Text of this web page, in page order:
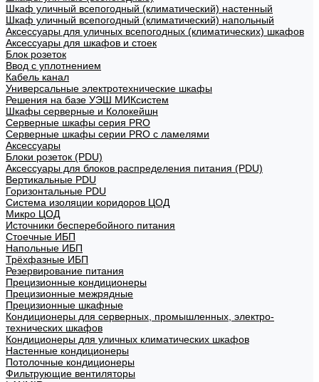
Шкаф уличный всепогодный (климатический) настенный
Шкаф уличный всепогодный (климатический) напольный
Аксессуары для уличных всепогодных (климатических) шкафов
Аксессуары для шкафов и стоек
Блок розеток
Ввод с уплотнением
Кабель канал
Универсальные электротехнические шкафы
Решения на базе УЭШ МИКсистем
Шкафы серверные и Колокейшн
Серверные шкафы серия PRO
Серверные шкафы серии PRO с ламелями
Аксессуары
Блоки розеток (PDU)
Аксессуары для блоков распределения питания (PDU)
Вертикальные PDU
Горизонтальные PDU
Система изоляции коридоров ЦОД
Микро ЦОД
Источники бесперебойного питания
Стоечные ИБП
Напольные ИБП
Трёхфазные ИБП
Резервирование питания
Прецизионные кондиционеры
Прецизионные межрядные
Прецизионные шкафные
Кондиционеры для серверных, промышленных, электро-
технических шкафов
Кондиционеры для уличных климатических шкафов
Настенные кондиционеры
Потолочные кондиционеры
Фильтрующие вентиляторы